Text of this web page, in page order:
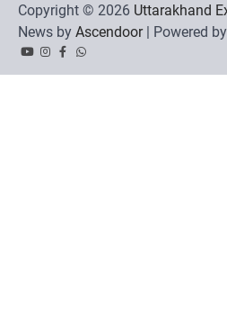
Copyright © 2026 Uttarakhand
News by Ascendoor| Powered by
YouTubeInstagram
Facebook
Whatsapp